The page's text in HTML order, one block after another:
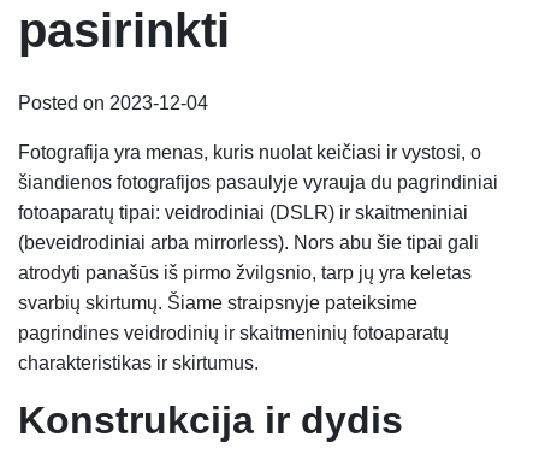
pasirinkti
Posted on 2023-12-04
Fotografija yra menas, kuris nuolat keičiasi ir vystosi, o
šiandienos fotografijos pasaulyje vyrauja du pagrindiniai
fotoaparatų tipai: veidrodiniai (DSLR) ir skaitmeniniai
(beveidrodiniai arba mirrorless). Nors abu šie tipai gali
atrodyti panašūs iš pirmo žvilgsnio, tarp jų yra keletas
svarbių skirtumų. Šiame straipsnyje pateiksime
pagrindines veidrodinių ir skaitmeninių fotoaparatų
charakteristikas ir skirtumus.
Konstrukcija ir dydis